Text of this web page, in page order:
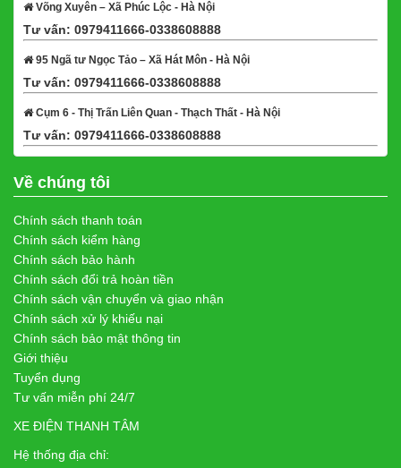
Võng Xuyên – Xã Phúc Lộc - Hà Nội
Tư vấn: 0979411666-0338608888
95 Ngã tư Ngọc Tảo – Xã Hát Môn - Hà Nội
Tư vấn: 0979411666-0338608888
Cụm 6 - Thị Trấn Liên Quan - Thạch Thất - Hà Nội
Tư vấn: 0979411666-0338608888
Về chúng tôi
Chính sách thanh toán
Chính sách kiểm hàng
Chính sách bảo hành
Chính sách đổi trả hoàn tiền
Chính sách vận chuyển và giao nhận
Chính sách xử lý khiếu nại
Chính sách bảo mật thông tin
Giới thiệu
Tuyển dụng
Tư vấn miễn phí 24/7
XE ĐIỆN THANH TÂM
Hệ thống địa chỉ: